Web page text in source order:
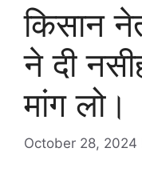
किसान
ने दी
मांग लो।
October 28, 2024